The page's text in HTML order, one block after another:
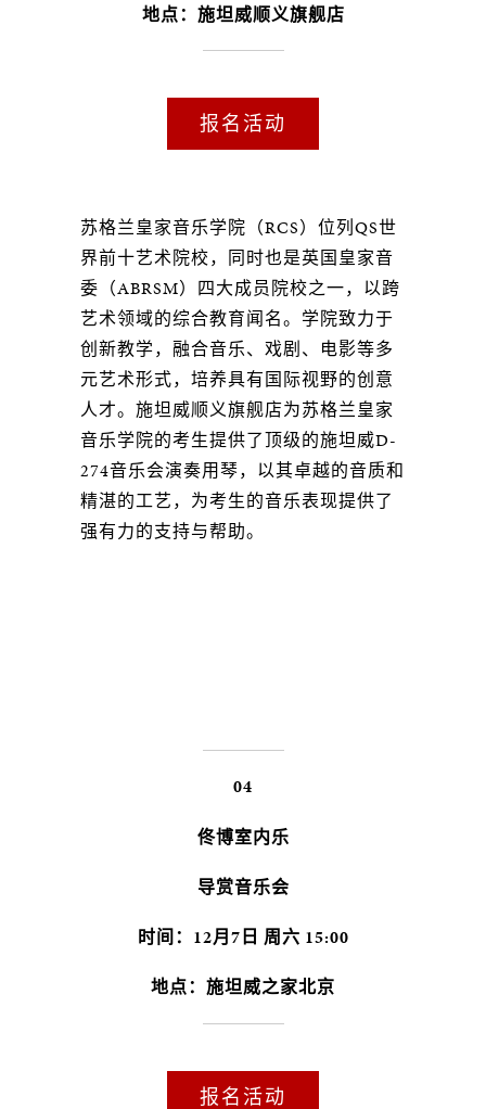
地点：施坦威顺义旗舰店
报名活动
苏格兰皇家音乐学院（RCS）位列QS世
界前十艺术院校，同时也是英国皇家音
委（ABRSM）四大成员院校之一，以跨
艺术领域的综合教育闻名。学院致力于
创新教学，融合音乐、戏剧、电影等多
元艺术形式，培养具有国际视野的创意
人才。施坦威顺义旗舰店为苏格兰皇家
音乐学院的考生提供了顶级的施坦威D-
274音乐会演奏用琴，以其卓越的音质和
精湛的工艺，为考生的音乐表现提供了
强有力的支持与帮助。
04
佟博室内乐
导赏音乐会
时间：12月7日 周六 15:00
地点：施坦威之家北京
报名活动